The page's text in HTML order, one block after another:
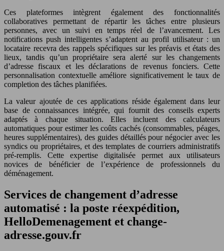
Ces plateformes intègrent également des fonctionnalités
collaboratives permettant de répartir les tâches entre plusieurs
personnes, avec un suivi en temps réel de l’avancement. Les
notifications push intelligentes s’adaptent au profil utilisateur : un
locataire recevra des rappels spécifiques sur les préavis et états des
lieux, tandis qu’un propriétaire sera alerté sur les changements
d’adresse fiscaux et les déclarations de revenus fonciers. Cette
personnalisation contextuelle améliore significativement le taux de
completion des tâches planifiées.
La valeur ajoutée de ces applications réside également dans leur
base de connaissances intégrée, qui fournit des conseils experts
adaptés à chaque situation. Elles incluent des calculateurs
automatiques pour estimer les coûts cachés (consommables, péages,
heures supplémentaires), des guides détaillés pour négocier avec les
syndics ou propriétaires, et des templates de courriers administratifs
pré-remplis. Cette expertise digitalisée permet aux utilisateurs
novices de bénéficier de l’expérience de professionnels du
déménagement.
Services de changement d’adresse
automatisé : la poste réexpédition,
HelloDemenagement et change-
adresse.gouv.fr